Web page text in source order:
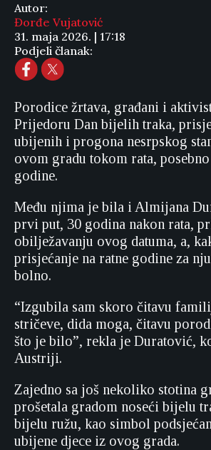
Autor:
Đorđe Vujatović
31. maja 2026. | 17:18
Podjeli članak:
Porodice žrtava, građani i
Prijedoru Dan bijelih traka,
ubijenih i progona nesrpskog
ovom gradu tokom rata,
godine.
Među njima je bila i Almijana
prvi put, 30 godina nakon rata,
obilježavanju ovog datuma, a,
prisjećanje na ratne godine za
bolno.
“Izgubila sam skoro čitavu
stričeve, dida moga, čitavu
što je bilo”, rekla je Duratović,
Austriji.
Zajedno sa još nekoliko stotina
prošetala gradom noseći bijelu
bijelu ružu, kao simbol
ubijene djece iz ovog grada.